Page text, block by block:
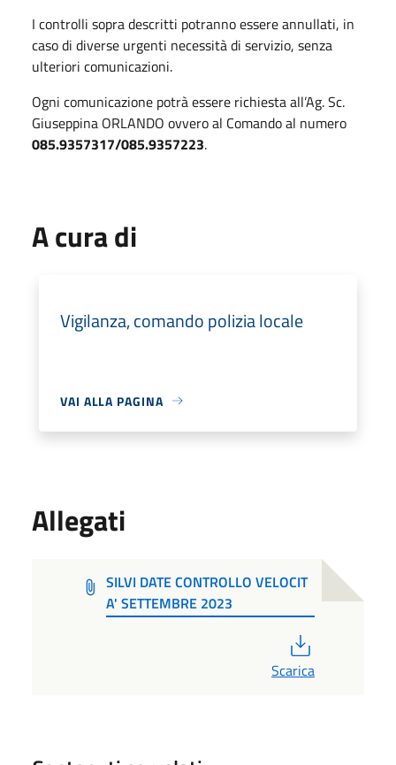
I controlli sopra descritti potranno essere annullati, in
caso di diverse urgenti necessità di servizio, senza
ulteriori comunicazioni.
Ogni comunicazione potrà essere richiesta all’Ag. Sc.
Giuseppina ORLANDO ovvero al Comando al numero
085.9357317/085.9357223.
A cura di
Vigilanza, comando polizia locale
VAI ALLA PAGINA
Allegati
SILVI DATE CONTROLLO VELOCIT
A' SETTEMBRE 2023
Scarica